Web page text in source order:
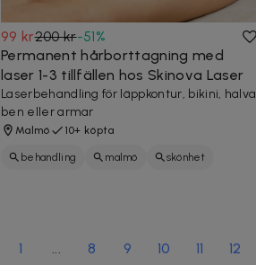
99 kr200 kr-51%
Permanent hårborttagning med
laser 1-3 tillfällen hos Skinova Laser
Laserbehandling för läppkontur, bikini, halva
ben eller armar
Malmö 10+ köpta
behandling malmö skönhet
1 ... 8 9 10 11 12